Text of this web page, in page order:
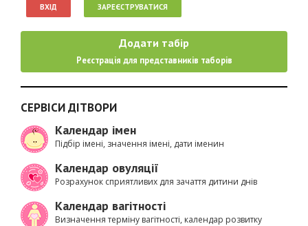
ВХІД ЗАРЕЄСТРУВАТИСЯ
Додати табір
Реєстрація для представників таборів
СЕРВІСИ ДІТВОРИ
Календар імен
Підбір імені, значення імені, дати іменин
Календар овуляції
Розрахунок сприятливих для зачаття дитини днів
Календар вагітності
Визначення терміну вагітності, календар розвитку